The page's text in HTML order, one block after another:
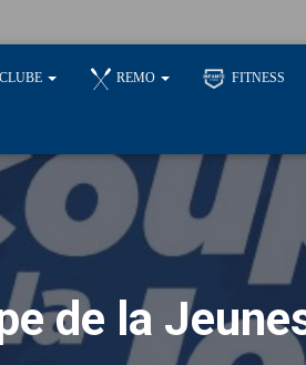
REMO FITNESS
de la